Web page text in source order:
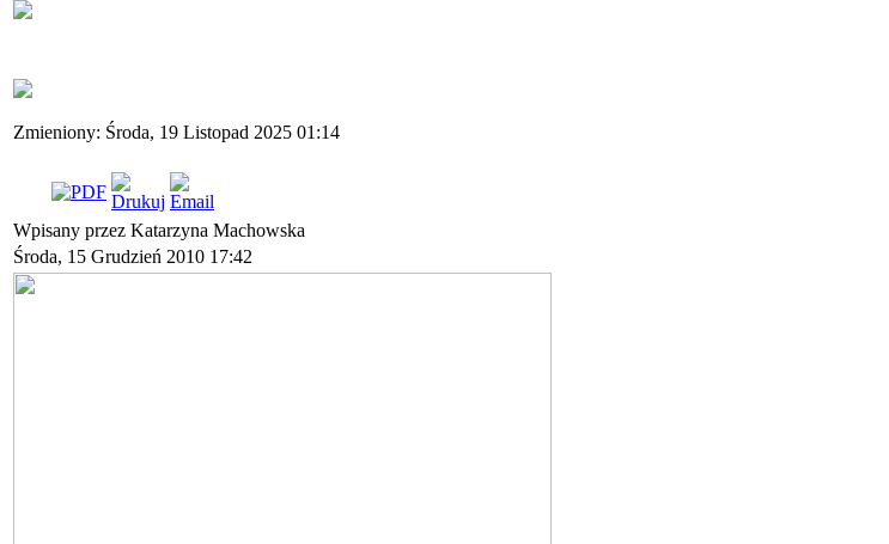
Zmieniony: Środa, 19 Listopad 2025 01:14
Wpisany przez Katarzyna Machowska
Środa, 15 Grudzień 2010 17:42